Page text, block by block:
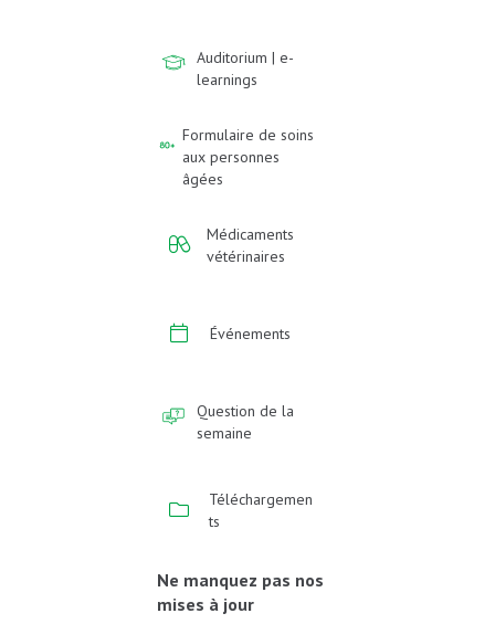
Auditorium | e-
learnings
Formulaire de soins
aux personnes
âgées
Médicaments
vétérinaires
Événements
Question de la
semaine
Téléchargemen
ts
Ne manquez pas nos
mises à jour